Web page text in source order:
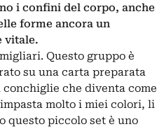
i confini del corpo, anche
forme ancora un
vitale.
Questo gruppo è
su una carta preparata
che diventa come
molto i miei colori, li
questo piccolo set è uno